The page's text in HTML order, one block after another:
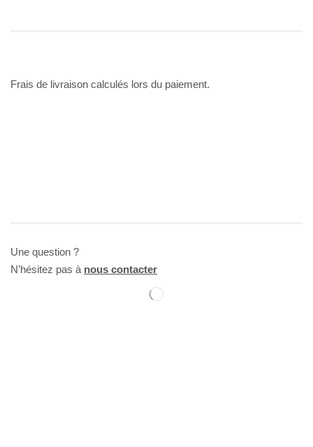
Frais de livraison calculés lors du paiement.
Une question ?
N’hésitez pas à nous contacter